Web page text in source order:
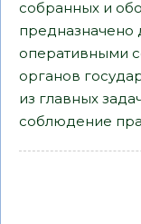
собранных и
предназначено
оперативными
органов
из главных
соблюдение